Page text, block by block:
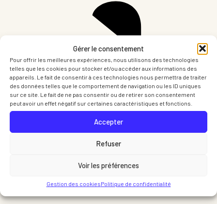
Gérer le consentement
Pour offrir les meilleures expériences, nous utilisons des technologies
telles que les cookies pour stocker et/ou accéder aux informations des
appareils. Le fait de consentir à ces technologies nous permettra de traiter
des données telles que le comportement de navigation ou les ID uniques
sur ce site. Le fait de ne pas consentir ou de retirer son consentement
peut avoir un effet négatif sur certaines caractéristiques et fonctions.
Accepter
Refuser
Voir les préférences
Gestion des cookiesPolitique de confidentialité
Partager sur LinkedIn